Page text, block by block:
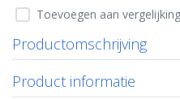
Toevoegen aan vergelijking
Productomschrijving
Product informatie